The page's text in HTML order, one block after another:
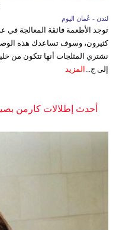
لندن - عُمان اليوم
توجد الأطعمة فائقة المعالجة في
كثيرون، وسوف تساعدك هذه
نشتري المثلجات أنها تتكون من
إلى ج... المزيد
أحدث إطلالات كارمن